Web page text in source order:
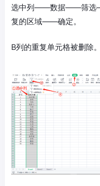
选中列——数据——筛选
复的区域——确定。
B列的重复单元格被删除。